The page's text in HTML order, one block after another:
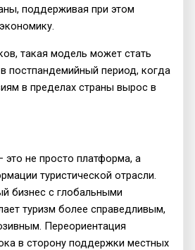
поддерживая при этом
такая модель может стать
постпандемийный период, когда
в пределах страны вырос в
это не просто платформа, а
туристической отрасли.
бизнес с глобальными
туризм более справедливым,
Переориентация
в сторону поддержки местных